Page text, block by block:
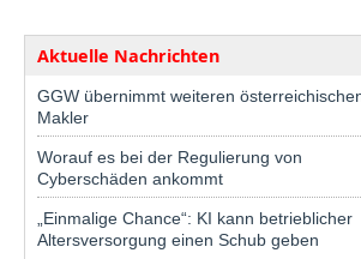
Aktuelle Nachrichten
GGW übernimmt weiteren
Makler
Worauf es bei der Regulierung von
Cyberschäden ankommt
„Einmalige Chance“: KI kann betrieblicher
Altersversorgung einen Schub geben